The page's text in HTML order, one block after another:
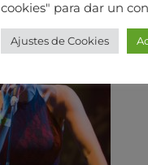
cookies" para dar un
Ajustes de Cookies